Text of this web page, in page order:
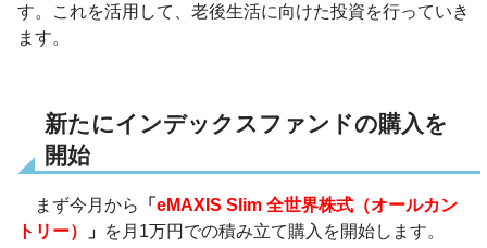
す。これを活用して、老後生活に向けた投資を行っていき
ます。
新たにインデックスファンドの購入を
開始
まず今月から 「 eMAXIS Slim 全世界株式（オールカン
トリー）
」 を月1万円での積み立て購入を開始します。